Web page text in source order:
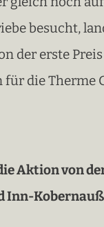
besucht,
der erste
die Therme
Aktion von